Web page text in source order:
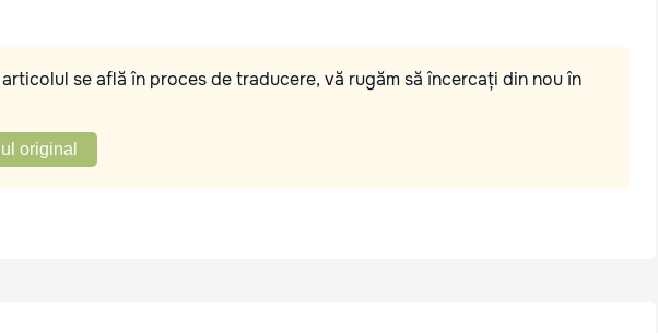
se află în proces de traducere, vă rugăm să încercați din nou în
original